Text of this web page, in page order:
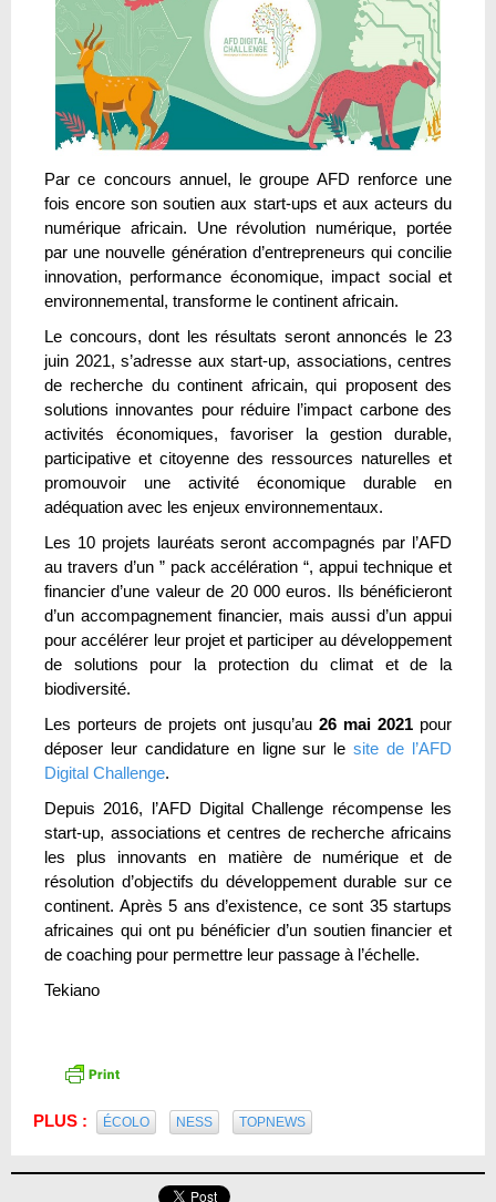
Par ce concours annuel, le groupe AFD renforce une
fois encore son soutien aux start-ups et aux acteurs du
numérique africain. Une révolution numérique, portée
par une nouvelle génération d’entrepreneurs qui concilie
innovation, performance économique, impact social et
environnemental, transforme le continent africain.
Le concours, dont les résultats seront annoncés le 23
juin 2021, s’adresse aux start-up, associations, centres
de recherche du continent africain, qui proposent des
solutions innovantes pour réduire l’impact carbone des
activités économiques, favoriser la gestion durable,
participative et citoyenne des ressources naturelles et
promouvoir une activité économique durable en
adéquation avec les enjeux environnementaux.
Les 10 projets lauréats seront accompagnés par l’AFD
au travers d’un ” pack accélération “, appui technique et
financier d’une valeur de 20 000 euros. Ils bénéficieront
d’un accompagnement financier, mais aussi d’un appui
pour accélérer leur projet et participer au développement
de solutions pour la protection du climat et de la
biodiversité.
Les porteurs de projets ont jusqu’au 26 mai 2021 pour
déposer leur candidature en ligne sur le site de l’AFD
Digital Challenge.
Depuis 2016, l’AFD Digital Challenge récompense les
start-up, associations et centres de recherche africains
les plus innovants en matière de numérique et de
résolution d’objectifs du développement durable sur ce
continent. Après 5 ans d’existence, ce sont 35 startups
africaines qui ont pu bénéficier d’un soutien financier et
de coaching pour permettre leur passage à l’échelle.
Tekiano
PLUS : ÉCOLO NESS TOPNEWS